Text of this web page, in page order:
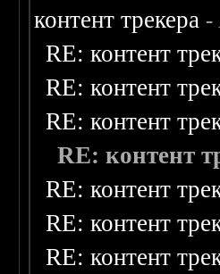
контент трекера -
RE: контент
RE: контент
RE: контент
RE: контент
RE: контент
RE: контент
RE: контент